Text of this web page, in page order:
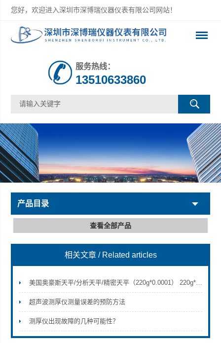
您好，欢迎进入深圳市深博瑞仪器仪表有限公司网站！
深圳市深博瑞仪器仪表有限公司
服务热线：
13510633860
产品目录
查看全部产品
相关文章 / Related articles
美国奥豪斯天平/分析天平/精密天平（220g*0.0001） 220g*0.001
超声波测厚仪测量误差的预防方法
测厚仪出现故障的几种可能性？